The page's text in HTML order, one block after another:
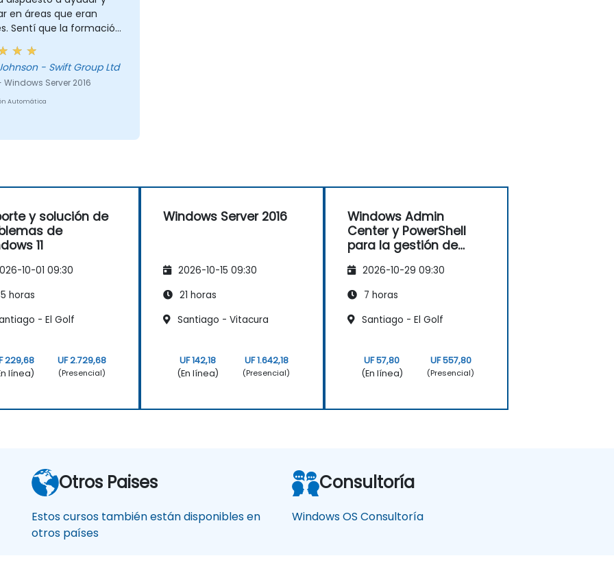
en áreas que eran
Sentí que la formación
útil para mí.
- Swift Group Ltd
Windows Server 2016
Automática
y solución de
de
11
10-01 09:30
horas
- El Golf
229,68
línea)
UF 2.729,68
(Presencial)
Windows Server 2016
2026-10-15 09:30
21 horas
Santiago - Vitacura
UF 142,18
(En línea)
UF 1.642,18
(Presencial)
Windows Admin
Center y PowerShell
para la gestión de
2026-10-29 09:30
7 horas
Santiago - El Golf
UF 57,80
(En línea)
UF 557,80
(Presencial)
Otros Paises
Estos cursos también están disponibles en
otros países
Consultoría
Windows OS Consultoría